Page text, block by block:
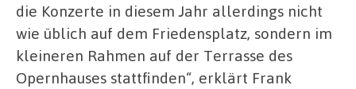
die Konzerte in diesem Jahr allerdings nicht
wie üblich auf dem Friedensplatz, sondern im
kleineren Rahmen auf der Terrasse des
Opernhauses stattfinden“, erklärt Frank